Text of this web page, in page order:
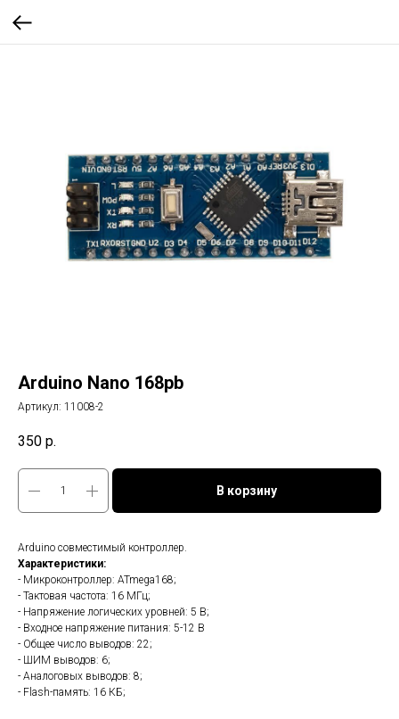
Arduino Nano 168pb
Артикул: 11008-2
350 р.
В корзину
Arduino совместимый контроллер.
Характеристики:
- Микроконтроллер: ATmega168;
- Тактовая частота: 16 МГц;
- Напряжение логических уровней: 5 В;
- Входное напряжение питания: 5-12 В
- Общее число выводов: 22;
- ШИМ выводов: 6;
- Аналоговых выводов: 8;
- Flash-память: 16 КБ;